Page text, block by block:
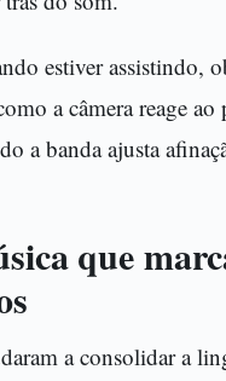
estiver assistindo,
a câmera reage
a banda ajusta
que
a consolidar a